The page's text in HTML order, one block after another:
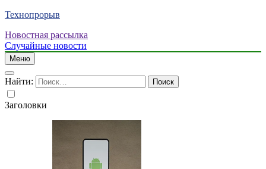
Технопрорыв
Новостная рассылка
Случайные новости
Меню
Найти:
Заголовки